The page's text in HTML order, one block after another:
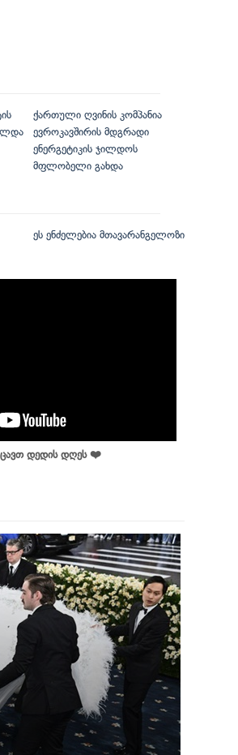
ქართული ღვინის კომპანია
ევროკავშირის მდგრადი
ენერგეტიკის ჯილდოს
მფლობელი გახდა
ეს ენძელებია მთავარანგელოზი
დედის დღეს ❤️